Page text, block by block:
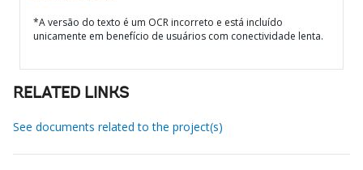
*A versão do texto é um OCR incorreto e está incluído
unicamente em benefício de usuários com conectividade lenta.
RELATED LINKS
See documents related to the project(s)